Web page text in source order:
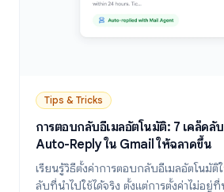
Tips & Tricks
การตอบกลับอีเมลอัตโนมัติ: 7 เคล็ดลั
Auto-Reply ใน Gmail ให้ฉลาดขึ้น
เรียนรู้วิธีตั้งค่าการตอบกลับอีเมลอัตโนมัติ
ลับที่นำไปใช้ได้จริง ตั้งแต่การตั้งค่าไม่อยู่